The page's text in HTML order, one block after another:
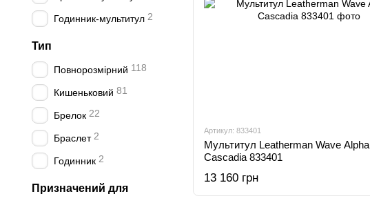
Артикул: 833401
Мультитул Leatherman Wave Alpha
Cascadia 833401
13 160 грн
Годинник-мультитул 2
Тип
Повнорозмірний 118
Кишеньковий 81
Брелок 22
Браслет 2
Годинник 2
Призначений для